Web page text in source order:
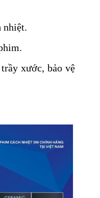
nhiệt.
xước, bảo vệ